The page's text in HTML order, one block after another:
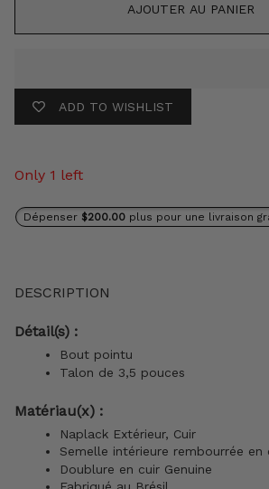
AJOUTER AU PANIER
ADD TO WISHLIST
Only 1 left
Dépenser $200.00 plus pour une livraison
DESCRIPTION
Détail(s) :
Bout pointu
Talon de 3,5 pouces
Matériau(x) :
Naplack Extérieur, Cuir
Semelle intérieure rembourrée en
Doublure en cuir Genuine